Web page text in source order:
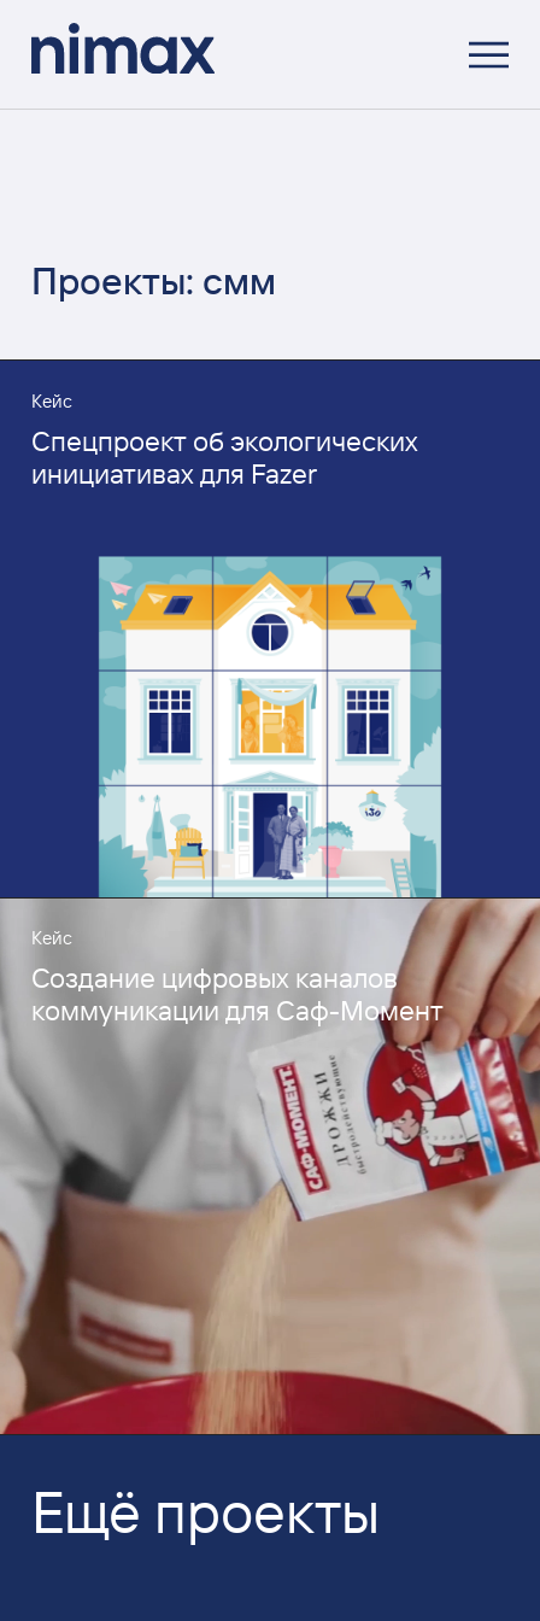
Проекты: смм
Кейс
Спецпроект об экологических
инициативах для Fazer
Кейс
Создание цифровых каналов
коммуникации для Саф-Момент
Ещё проекты